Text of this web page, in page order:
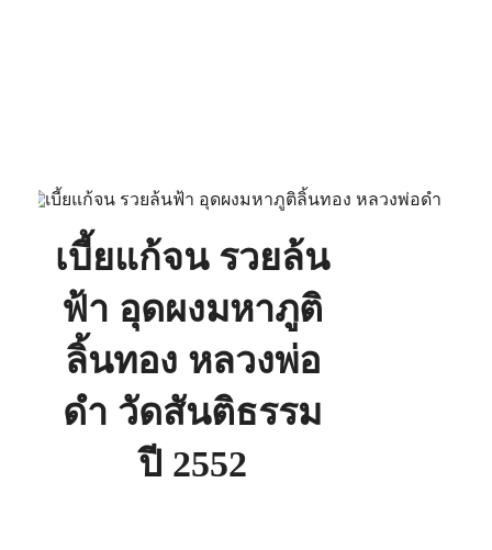
เบี้ยแก้จน รวยล้น
ฟ้า อุดผงมหาภูติ
ลิ้นทอง หลวงพ่อ
ดำ วัดสันติธรรม
ปี 2552